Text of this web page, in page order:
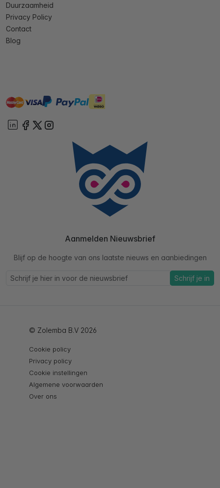
Duurzaamheid
Privacy Policy
Contact
Blog
mastervisa paypal ideal
Aanmelden Nieuwsbrief
Blijf op de hoogte van ons laatste nieuws en aanbiedingen
Schrijf je in
© Zolemba B.V 2026
Cookie policy
Privacy policy
Cookie instellingen
Algemene voorwaarden
Over ons